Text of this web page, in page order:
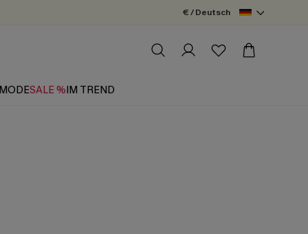
€ / Deutsch
SALE %IM TREND